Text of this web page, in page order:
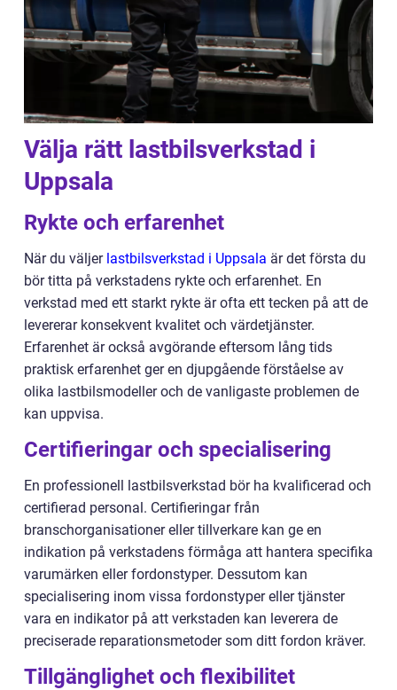
Välja rätt lastbilsverkstad i
Uppsala
Rykte och erfarenhet
När du väljer lastbilsverkstad i Uppsala är det första du
bör titta på verkstadens rykte och erfarenhet. En
verkstad med ett starkt rykte är ofta ett tecken på att de
levererar konsekvent kvalitet och värdetjänster.
Erfarenhet är också avgörande eftersom lång tids
praktisk erfarenhet ger en djupgående förståelse av
olika lastbilsmodeller och de vanligaste problemen de
kan uppvisa.
Certifieringar och specialisering
En professionell lastbilsverkstad bör ha kvalificerad och
certifierad personal. Certifieringar från
branschorganisationer eller tillverkare kan ge en
indikation på verkstadens förmåga att hantera specifika
varumärken eller fordonstyper. Dessutom kan
specialisering inom vissa fordonstyper eller tjänster
vara en indikator på att verkstaden kan leverera de
preciserade reparationsmetoder som ditt fordon kräver.
Tillgänglighet och flexibilitet